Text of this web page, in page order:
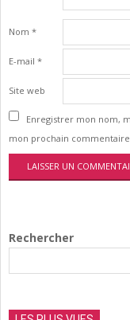
Nom *
E-mail *
Site web
Enregistrer mon nom,
mon prochain commentaire.
Rechercher